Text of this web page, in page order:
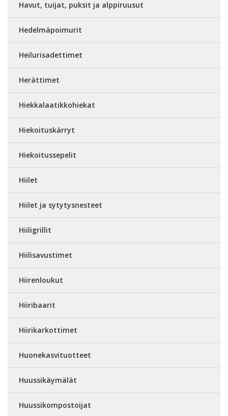
Havut, tuijat, puksit ja alppiruusut
Hedelmäpoimurit
Heilurisadettimet
Herättimet
Hiekkalaatikkohiekat
Hiekoituskärryt
Hiekoitussepelit
Hiilet
Hiilet ja sytytysnesteet
Hiiligrillit
Hiilisavustimet
Hiirenloukut
Hiiribaarit
Hiirikarkottimet
Huonekasvituotteet
Huussikäymälät
Huussikompostoijat